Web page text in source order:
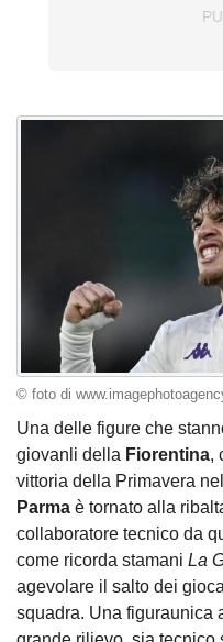
© foto di
Una delle figure che
giovanli della Fiorentina,
vittoria della Primavera
Parma è tornato alla
collaboratore tecnico da
come ricorda stamani La
agevolare il salto dei
squadra. Una figuraunica